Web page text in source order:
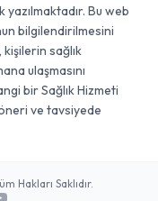
Bu web
bilgilendirilmesini
kişilerin sağlık
ulaşmasını
bir Sağlık Hizmeti
ve tavsiyede
Hakları Saklıdır.